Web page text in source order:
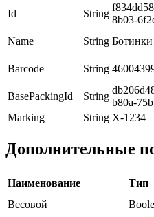
Id
String
8b03-
Name String
Barcode
String
BasePackingId
String
b80a-
Marking
String Х-1234
Дополнительные
Наименование Тип
Весовой